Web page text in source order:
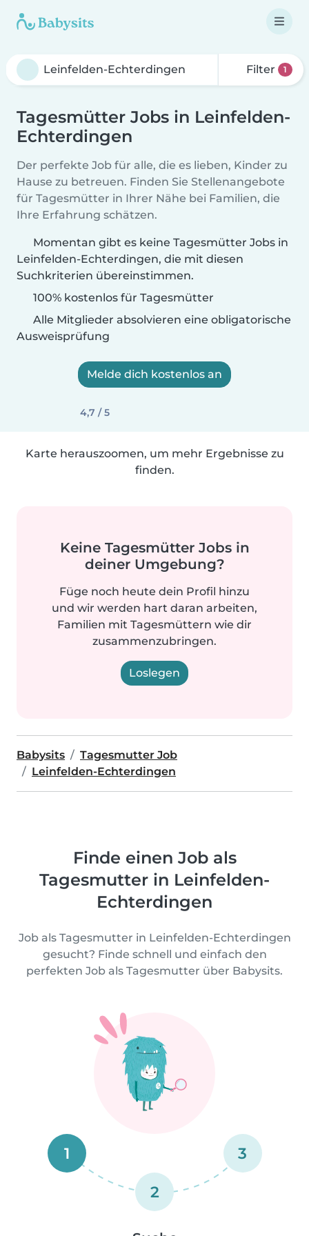
Filter 1
Tagesmütter Jobs in Leinfelden-
Echterdingen
Der perfekte Job für alle, die es lieben, Kinder zu
Hause zu betreuen. Finden Sie Stellenangebote
für Tagesmütter in Ihrer Nähe bei Familien, die
Ihre Erfahrung schätzen.
Momentan gibt es keine Tagesmütter Jobs in
Leinfelden-Echterdingen, die mit diesen
Suchkriterien übereinstimmen.
100% kostenlos für Tagesmütter
Alle Mitglieder absolvieren eine obligatorische
Ausweisprüfung
Melde dich kostenlos an
4,7 / 5
Karte herauszoomen, um mehr Ergebnisse zu
finden.
Keine Tagesmütter Jobs in
deiner Umgebung?
Füge noch heute dein Profil hinzu
und wir werden hart daran arbeiten,
Familien mit Tagesmüttern wie dir
zusammenzubringen.
Loslegen
Babysits
Tagesmutter Job
Leinfelden-Echterdingen
Finde einen Job als
Tagesmutter in Leinfelden-
Echterdingen
Job als Tagesmutter in Leinfelden-Echterdingen
gesucht? Finde schnell und einfach den
perfekten Job als Tagesmutter über Babysits.
1
2
3